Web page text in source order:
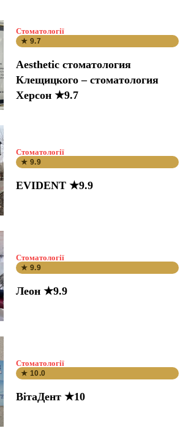
Стоматології
★ 9.7
Aesthetic стоматология
Клещицкого – стоматология
Херсон ★9.7
Стоматології
★ 9.9
EVIDENT ★9.9
Стоматології
★ 9.9
Леон ★9.9
Стоматології
★ 10.0
ВітаДент ★10